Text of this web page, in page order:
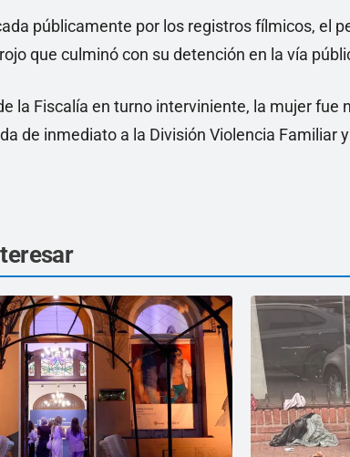
públicamente por los registros fílmicos, el
que culminó con su detención en la vía
la Fiscalía en turno interviniente, la mujer fue
de inmediato a la División Violencia Familiar